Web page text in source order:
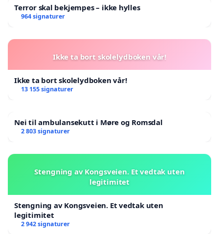
Terror skal bekjempes – ikke hylles
964 signaturer
Ikke ta bort skolelydboken vår!
Ikke ta bort skolelydboken vår!
13 155 signaturer
Nei til ambulansekutt i Møre og Romsdal
2 803 signaturer
Stengning av Kongsveien. Et vedtak uten
legitimitet
Stengning av Kongsveien. Et vedtak uten
legitimitet
2 942 signaturer